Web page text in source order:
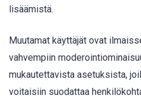
lisäämistä.
Muutamat käyttäjät ovat
vahvempiin
mukautettavista asetuksista,
voitaisiin suodattaa